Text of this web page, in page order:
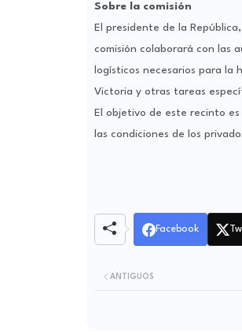
Sobre la comisión
El presidente de la
comisión colaborará con las
logísticos necesarios para
Victoria y otras tareas
El objetivo de este recinto
las condiciones de los
Facebook
ANTIGUOS